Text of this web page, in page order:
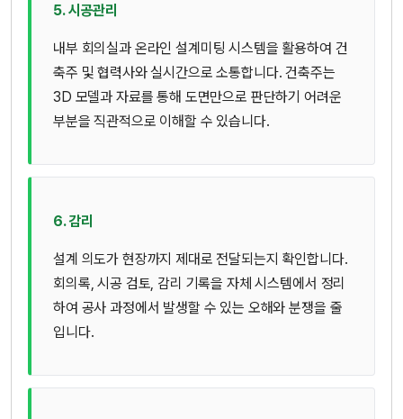
5. 시공관리
내부 회의실과 온라인 설계미팅 시스템을 활용하여 건
축주 및 협력사와 실시간으로 소통합니다. 건축주는
3D 모델과 자료를 통해 도면만으로 판단하기 어려운
부분을 직관적으로 이해할 수 있습니다.
6. 감리
설계 의도가 현장까지 제대로 전달되는지 확인합니다.
회의록, 시공 검토, 감리 기록을 자체 시스템에서 정리
하여 공사 과정에서 발생할 수 있는 오해와 분쟁을 줄
입니다.